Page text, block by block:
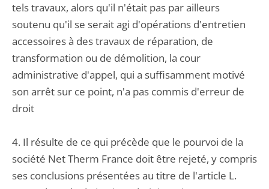
tels travaux, alors qu'il n'était pas par ailleurs
soutenu qu'il se serait agi d'opérations d'entretien
accessoires à des travaux de réparation, de
transformation ou de démolition, la cour
administrative d'appel, qui a suffisamment motivé
son arrêt sur ce point, n'a pas commis d'erreur de
droit
4. Il résulte de ce qui précède que le pourvoi de la
société Net Therm France doit être rejeté, y compris
ses conclusions présentées au titre de l'article L.